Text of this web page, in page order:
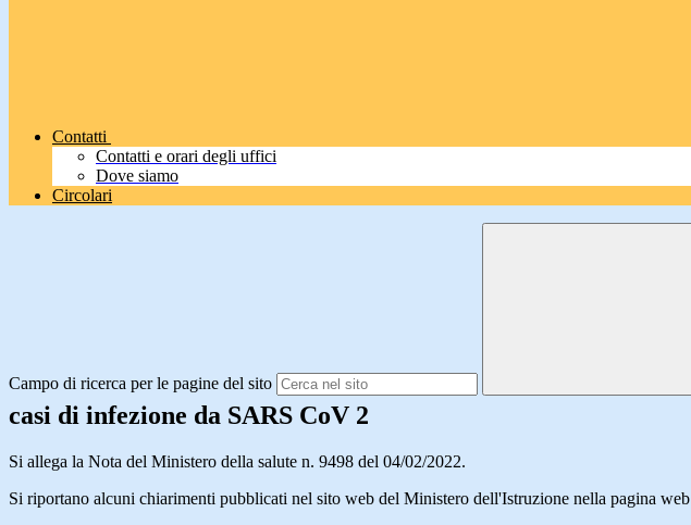
Contatti
Contatti e orari degli uffici
Dove siamo
Circolari
Campo di ricerca per le pagine del sito
casi di infezione da SARS CoV 2
Si allega la Nota del Ministero della salute n. 9498 del 04/02/2022.
Si riportano alcuni chiarimenti pubblicati nel sito web del Ministero dell'Istruzione nella pagina web